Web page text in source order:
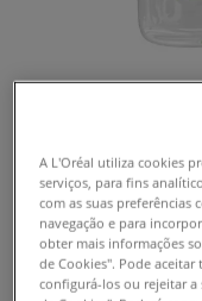
Água Micelar
A L'Oréal utiliza cookies
serviços, para fins
com as suas preferências
navegação e para
obter mais informações
de Cookies". Pode
configurá-los ou rejeitar